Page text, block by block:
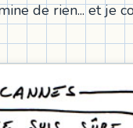
de rien... et je